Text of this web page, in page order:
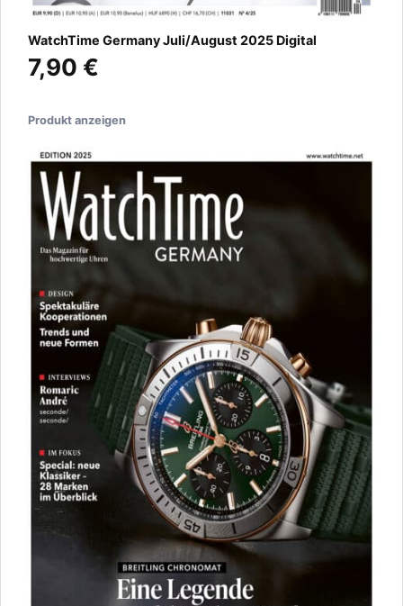
WatchTime Germany Juli/August 2025 Digital
7,90 €
Produkt anzeigen